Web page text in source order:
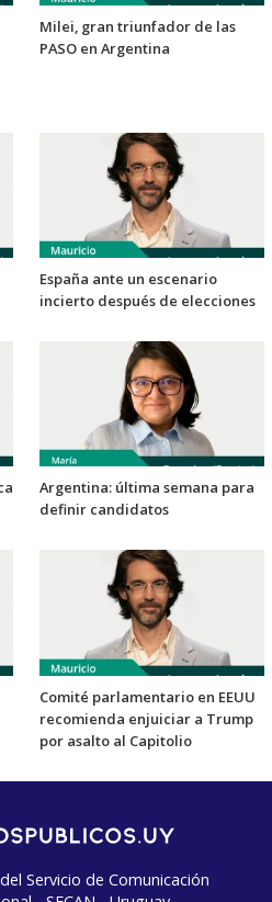
Milei, gran triunfador de las
PASO en Argentina
España ante un escenario
incierto después de elecciones
Argentina: última semana para
definir candidatos
Comité parlamentario en EEUU
recomienda enjuiciar a Trump
por asalto al Capitolio
Servicio de Comunicación